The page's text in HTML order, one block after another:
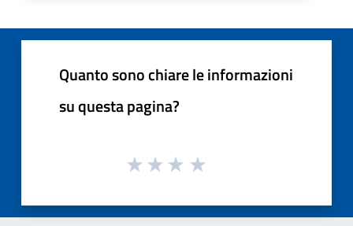
Quanto sono chiare le informazioni
su questa pagina?